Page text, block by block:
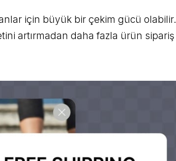
için büyük bir çekim gücü olabilir.
artırmadan daha fazla ürün sipariş